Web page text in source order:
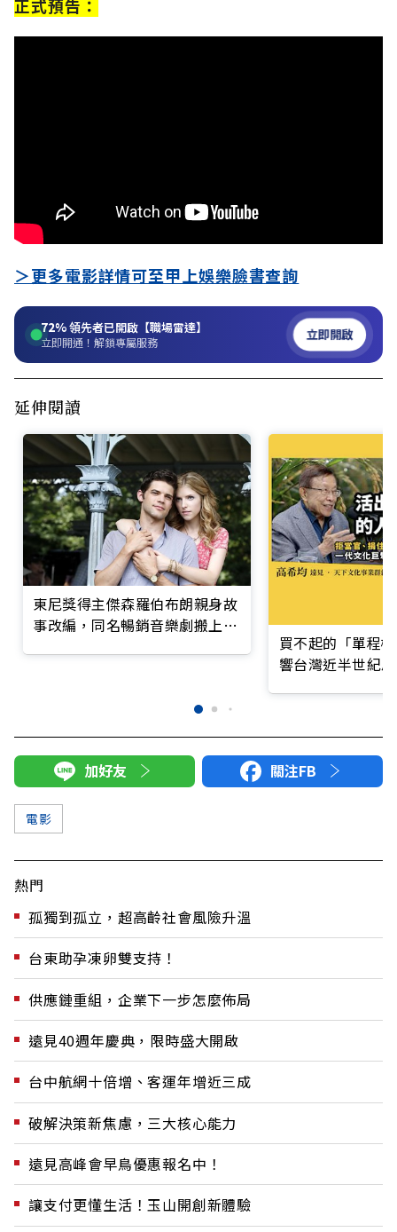
正式預告：
＞更多電影詳情可至甲上娛樂臉書查詢
72%領先者已開啟【職場雷達】
立即開通！解鎖專屬服務 立即開啟
延伸閱讀
東尼獎得主傑森羅伯布朗親身故
事改編，同名暢銷音樂劇搬上大
買不起的「單程
響台灣近半世紀
加好友 關注FB
電影
熱門
孤獨到孤立，超高齡社會風險升溫
台東助孕凍卵雙支持！
供應鏈重組，企業下一步怎麼佈局
遠見40週年慶典，限時盛大開啟
台中航網十倍增、客運年增近三成
破解決策新焦慮，三大核心能力
遠見高峰會早鳥優惠報名中！
讓支付更懂生活！玉山開創新體驗